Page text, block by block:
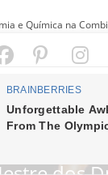
e Química na
PORTUGUÊS